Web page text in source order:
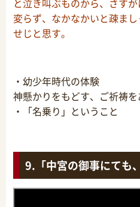
と泣き叫ぶものから、さす
変らず、なかなかいと疎ま
せじと思す。
・幼少年時代の体験
神懸かりをもどす、ご祈祷を
・「名乗り」ということ
「中宮の御事にても、